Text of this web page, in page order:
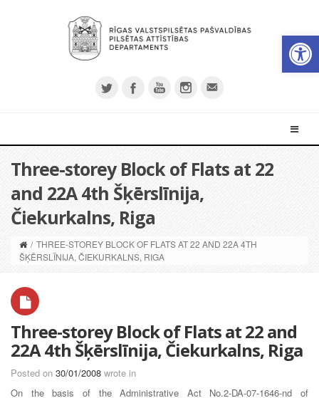
Three-storey Block of Flats at 22
and 22A 4th Šķērslīnija,
Čiekurkalns, Riga
/ THREE-STOREY BLOCK OF FLATS AT 22 AND 22A 4TH
ŠĶĒRSLĪNIJA, ČIEKURKALNS, RIGA
Three-storey Block of Flats at 22 and
22A 4th Šķērslīnija, Čiekurkalns, Riga
Posted on 30/01/2008 wrote in
On the basis of the Administrative Act No.2-DA-07-1646-nd of